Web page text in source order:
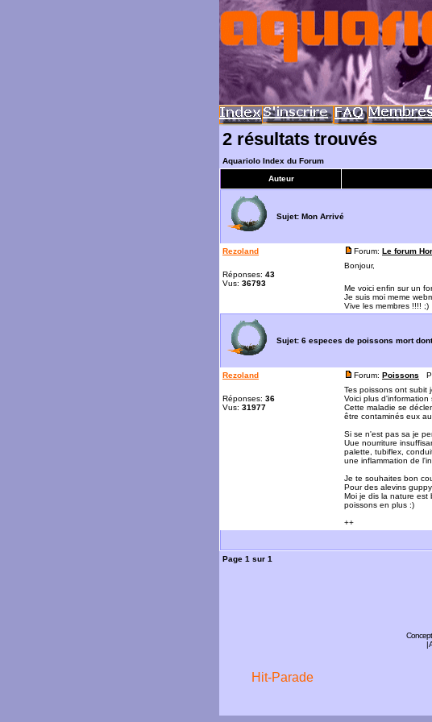
2 résultats trouvés
Aquariolo Index du Forum
Auteur
Sujet: Mon Arrivé
Rezoland
Réponses: 43
Vus: 36793
Forum: Le forum
Bonjour,
Me voici enfin sur un
Je suis moi meme
Vive les membres !!!! ;)
Sujet: 6 especes de poissons mort
Rezoland
Réponses: 36
Vus: 31977
Forum: Poissons
Tes poissons ont subit
Voici plus d'information
Cette maladie se
être contaminés eux
Si se n'est pas sa je
Uue nourriture
palette, tubiflex,
une inflammation de
Je te souhaites bon
Pour des alevins
Moi je dis la nature est
poissons en plus :)
++
Page 1 sur 1
|